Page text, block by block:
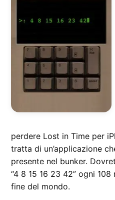
perdere Lost in Time per
tratta di un’applicazione
presente nel bunker.
“4 8 15 16 23 42” ogni
fine del mondo.